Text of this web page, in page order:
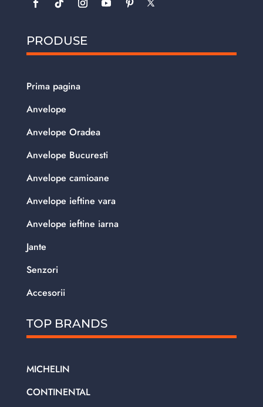
PRODUSE
Prima pagina
Anvelope
Anvelope Oradea
Anvelope Bucuresti
Anvelope camioane
Anvelope ieftine vara
Anvelope ieftine iarna
Jante
Senzori
Accesorii
TOP BRANDS
MICHELIN
CONTINENTAL